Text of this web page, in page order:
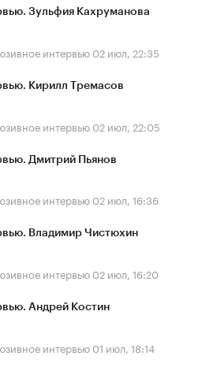
Зульфия Кахруманова
интервью 02 июл, 22:35
Кирилл Тремасов
интервью 02 июл, 22:05
Дмитрий Пьянов
интервью 02 июл, 16:36
Владимир Чистюхин
интервью 02 июл, 16:20
Андрей Костин
интервью 01 июл, 18:14